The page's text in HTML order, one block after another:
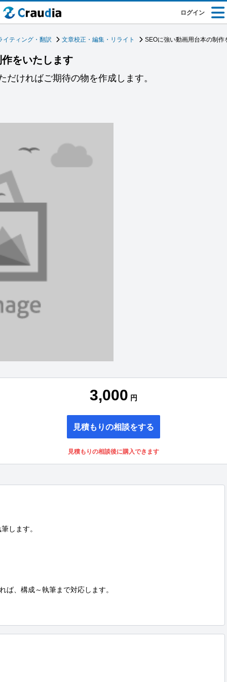
ログイン
イティング・翻訳 文章校正・編集・リライト SEOに強い動画用台本の制作
をいたします
だければご期待の物を作成します。
3,000 円
見積もりの相談をする
見積もりの相談後に購入できます
します。
ば、構成～執筆まで対応します。